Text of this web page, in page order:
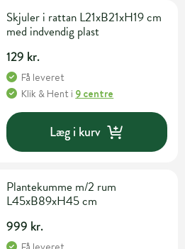
Skjuler i rattan L21xB21xH19 cm
med indvendig plast
129 kr.
Få leveret
Klik & Hent i 9 centre
Læg i kurv
Plantekumme m/2 rum
L45xB89xH45 cm
999 kr.